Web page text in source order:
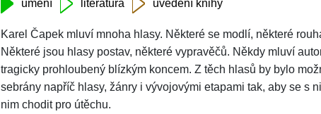
umění literatura uvedení knihy
Karel Čapek mluví mnoha hlasy. Některé se modlí, některé
Některé jsou hlasy postav, některé vypravěčů. Někdy mluví
tragicky prohloubený blízkým koncem. Z těch hlasů by bylo
sebrány napříč hlasy, žánry i vývojovými etapami tak, aby se s
nim chodit pro útěchu.